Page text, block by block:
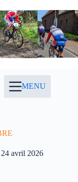
MENU
24 avril 2026